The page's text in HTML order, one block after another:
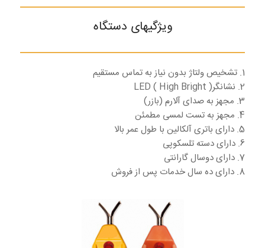
ویژگیهای دستگاه
1. تشخیص ولتاژ بدون نیاز به تماس مستقیم
2. نشانگر( LED ( High Bright
3. مجهز به صدای آلارم (بازر)
4. مجهز به تست لمسی مطمئن
5. دارای باتری آلکالین با طول عمر بالا
6. دارای دسته تلسکوپی
7. دارای دوسال گارانتی
8. دارای ده سال خدمات پس از فروش